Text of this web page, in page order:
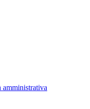
amministrativa